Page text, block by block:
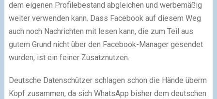
dem eigenen Profilebestand abgleichen und werbemäßig
weiter verwenden kann. Dass Facebook auf diesem Weg
auch noch Nachrichten mit lesen kann, die zum Teil aus
gutem Grund nicht über den Facebook-Manager gesendet
wurden, ist ein feiner Zusatznutzen.
Deutsche Datenschützer schlagen schon die Hände überm
Kopf zusammen, da sich WhatsApp bisher dem deutschen